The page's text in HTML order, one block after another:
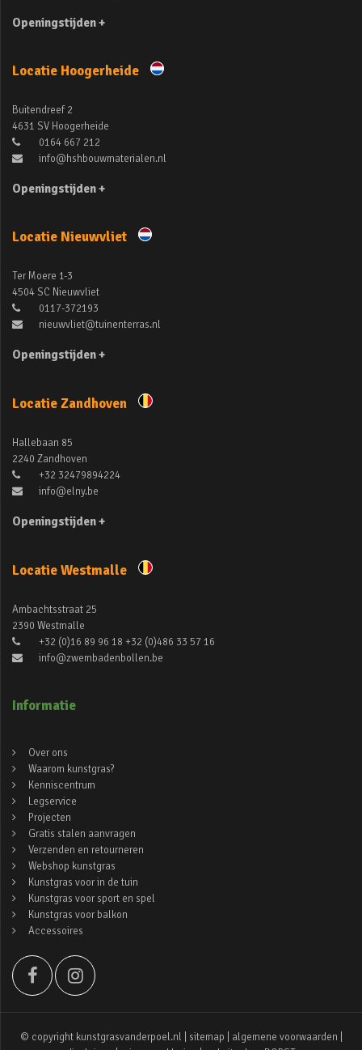
Openingstijden +
Locatie Hoogerheide
Buitendreef 2
4631 SV Hoogerheide
0164 667 212
info@hshbouwmaterialen.nl
Openingstijden +
Locatie Nieuwvliet
Ter Moere 1-3
4504 SC Nieuwvliet
0117-372193
nieuwvliet@tuinenterras.nl
Openingstijden +
Locatie Zandhoven
Hallebaan 85
2240 Zandhoven
+32 32479894224
info@elny.be
Openingstijden +
Locatie Westmalle
Ambachtsstraat 25
2390 Westmalle
+32 (0)16 89 96 18 +32 (0)486 33 57 16
info@zwembadenbollen.be
Informatie
Over ons
Waarom kunstgras?
Kenniscentrum
Legservice
Projecten
Gratis stalen aanvragen
Verzenden en retourneren
Webshop kunstgras
Kunstgras voor in de tuin
Kunstgras voor sport en spel
Kunstgras voor balkon
Accessoires
© copyright kunstgrasvanderpoel.nl | sitemap algemene voorwaarden